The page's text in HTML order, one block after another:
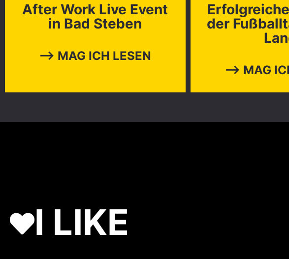
After Work Live Event
in Bad Steben
⟶ MAG ICH LESEN
der
⟶ MAG
I LIKE